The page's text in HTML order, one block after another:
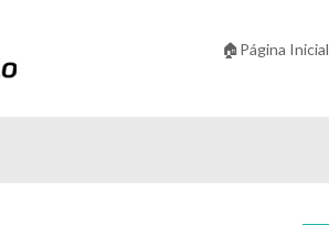
🏠Página Inicial